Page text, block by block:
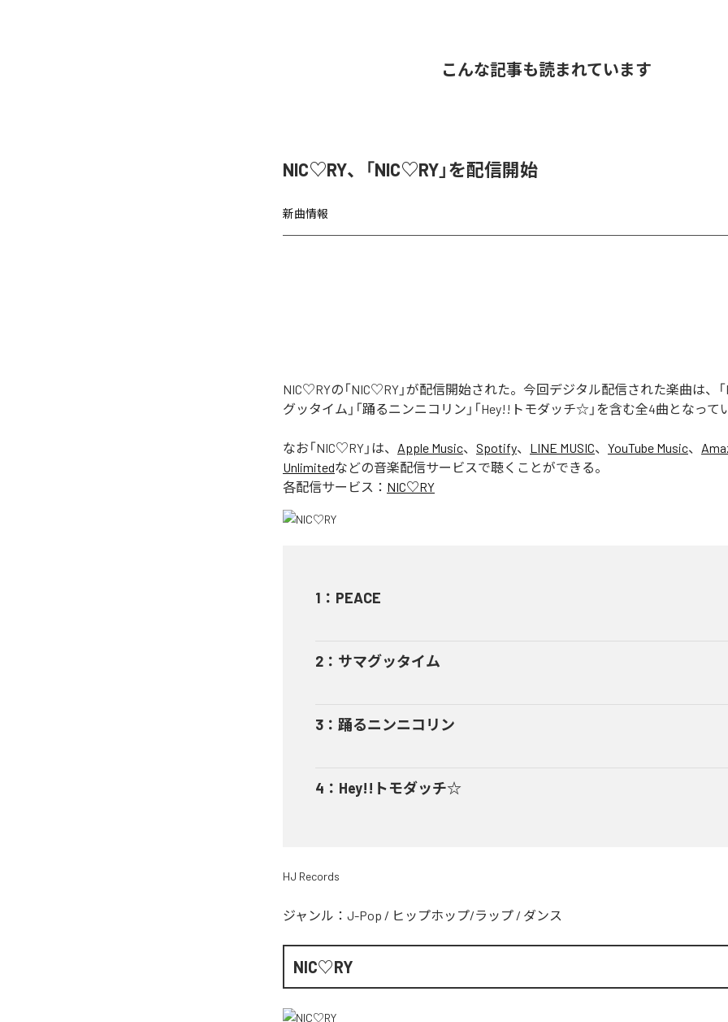
こんな記事も読まれています
NIC♡RY、「NIC♡RY」を配信開始
新曲情報
NIC♡RYの「NIC♡RY」が配信開始された。今回デジタル配信された楽曲は、「
グッタイム」「踊るニンニコリン」「Hey!!トモダッチ☆」を含む全4曲となって
なお「NIC♡RY 」は、 Apple Music、 Spotify、 LINE MUSIC、 YouTube Music、
Unlimitedなどの音楽配信サービスで聴くことができる。
各配信サービス： NIC♡RY
1 ： PEACE
2 ： サマグッタイム
3 ： 踊るニンニコリン
4 ： Hey!!トモダッチ☆
HJ Records
ジャンル： J-Pop / ヒップホップ/ラップ / ダンス
NIC♡RY